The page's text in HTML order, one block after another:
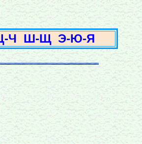
Ч Ш-Щ Э-Ю-Я